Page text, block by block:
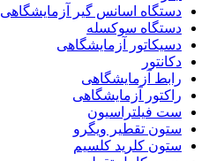
دستگاه اسانس گیر آزمایشگاهی
دستگاه سوکسله
دسیکاتور آزمایشگاهی
دکانتور
رابط آزمایشگاهی
راکتور آزمایشگاهی
ست فیلتراسیون
ستون تقطیر ویگرو
ستون کلرید کلسیم